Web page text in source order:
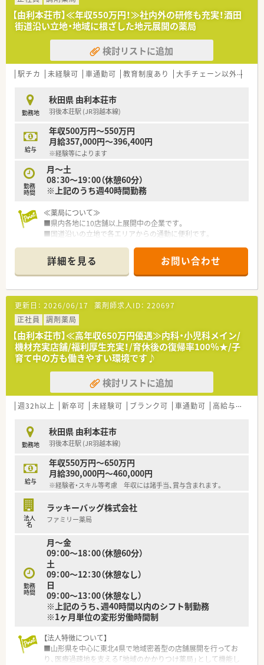
【由利本荘市】≪年収550万円！≫社内外の研修も充実！酒田
街道沿い立地・地域に根ざした地元展開の薬局
検討リストに追加
駅チカ 未経験可 車通勤可 教育制度あり 大手チェーン以外
勤務地
秋田県 由利本荘市
羽後本荘駅 (JR羽越本線)
給与
年収500万円～550万円
月給357,000円～396,400円
※経験等によります
勤務
時間
月～土
08：30～19：00（休憩60分）
※上記のうち週40時間勤務
≪薬局について≫
■県内各地に10店舗以上展開中の企業です。
■国道沿いの立地で各エリアからの通勤に便利です。
す。
■地域に根ざした展開で地域の方とより深く、より密接なコミュ
ニケーションで信用を築くことを目指しています。
詳細を見る お問い合わせ
更新日： 2026/06/17 薬剤師求人ID： 220697
正社員
調剤薬局
【由利本荘市】≪高年収650万円優遇≫内科・小児科メイン/
機材充実店舗/福利厚生充実！/育休後の復帰率100％★/子
育て中の方も働きやすい環境です♪
検討リストに追加
週32h以上 新卒可 未経験可 ブランク可 車通勤可 高給与(600万円以上)
勤務地
秋田県 由利本荘市
羽後本荘駅 (JR羽越本線)
給与
年収550万円～650万円
月給390,000円～460,000円
※経験者・スキル等考慮 年収には諸手当、賞与含まれます。
法人
名
ラッキーバッグ株式会社
ファミリー薬局
勤務
時間
月～金
09：00～18：00（休憩60分）
土
09：00～12：30（休憩なし）
日
09：00～13：00（休憩なし）
※上記のうち、週40時間以内のシフト制勤務
※1ヶ月単位の変形労働時間制
【法人特徴について】
■山形県を中心に東北4県で地域密着型の店舗展開を行ってお
り、医療過疎地を支える「地域のかかりつけ薬局」として機能し